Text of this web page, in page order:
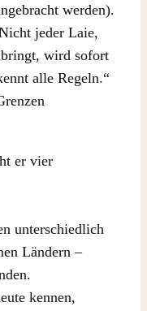
werden).
jeder Laie,
wird sofort
alle Regeln.“
er vier
unterschiedlich
Ländern –
kennen,